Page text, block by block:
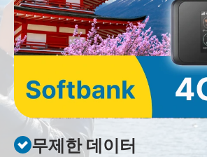
무제한 데이터